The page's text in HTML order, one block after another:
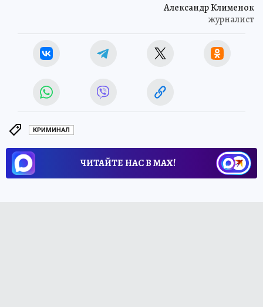
Александр Клименок
журналист
КРИМИНАЛ
ЧИТАЙТЕ НАС В МАХ!